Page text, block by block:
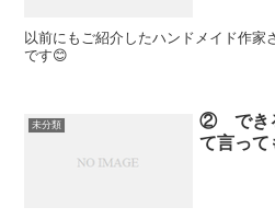
以前にもご紹介したハンドメイド作家
です😊
未分類
② でき
て言って